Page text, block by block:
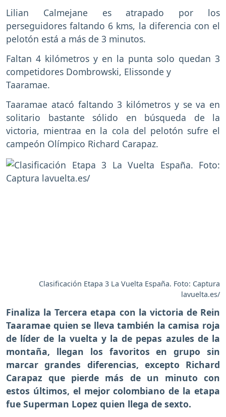
Lilian Calmejane es atrapado por los
perseguidores faltando 6 kms, la diferencia con el
pelotón está a más de 3 minutos.
Faltan 4 kilómetros y en la punta solo quedan 3
competidores Dombrowski, Elissonde y
Taaramae.
Taaramae atacó faltando 3 kilómetros y se va en
solitario bastante sólido en búsqueda de la
victoria, mientraa en la cola del pelotón sufre el
campeón Olímpico Richard Carapaz.
Clasificación Etapa 3 La Vuelta España. Foto: Captura
lavuelta.es/
Finaliza la Tercera etapa con la victoria de Rein
Taaramae quien se lleva también la camisa roja
de líder de la vuelta y la de pepas azules de la
montaña, llegan los favoritos en grupo sin
marcar grandes diferencias, excepto Richard
Carapaz que pierde más de un minuto con
estos últimos, el mejor colombiano de la etapa
fue Superman Lopez quien llega de sexto.